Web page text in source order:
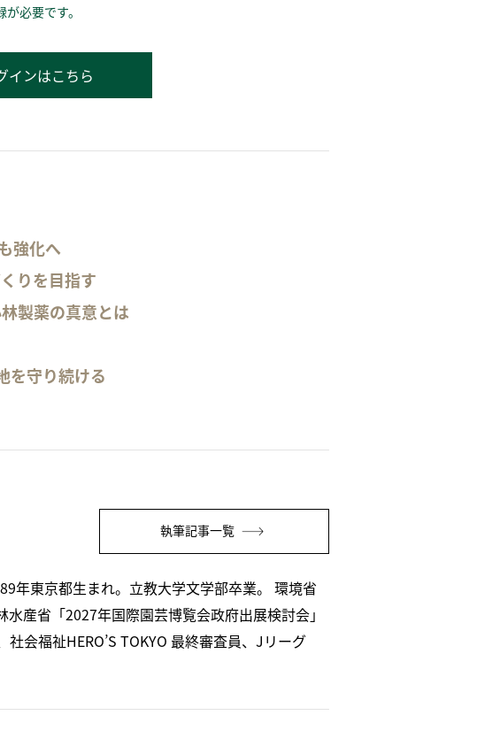
必要です。
インはこちら
強化へ
りを目指す
製薬の真意とは
を守り続ける
執筆記事一覧
年東京都生まれ。立教大学文学部卒業。 環境省
産省「2027年国際園芸博覧会政府出展検討会」
会福祉HERO’S TOKYO 最終審査員、Jリーグ